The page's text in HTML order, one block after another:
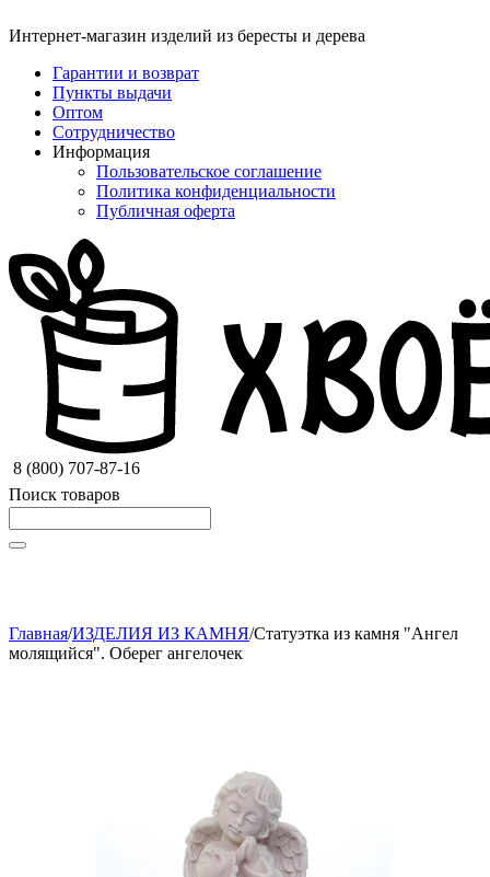
Интернет-магазин изделий из бересты и дерева
Гарантии и возврат
Пункты выдачи
Оптом
Сотрудничество
Информация
Пользовательское соглашение
Политика конфиденциальности
Публичная оферта
8 (800) 707-87-16
Поиск товаров
Главная/ИЗДЕЛИЯ ИЗ КАМНЯ/Статуэтка из камня "Ангел
молящийся". Оберег ангелочек